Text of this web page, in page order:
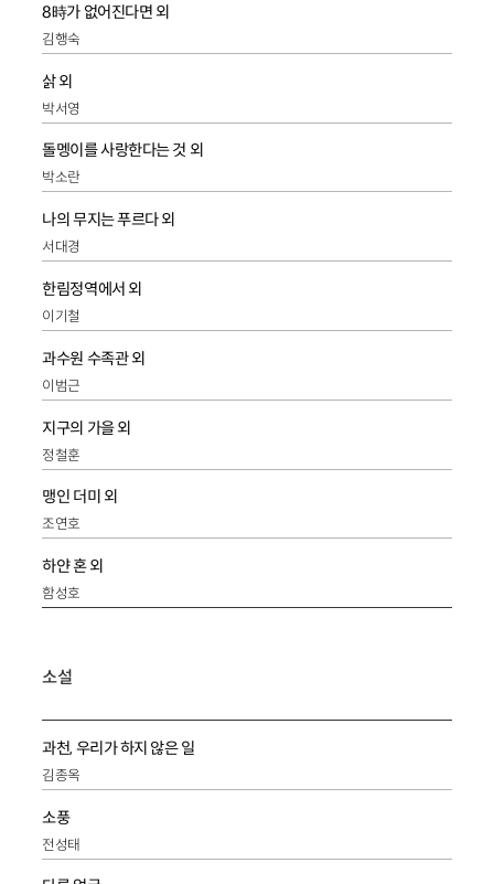
8時가 없어진다면 외
김행숙
삵 외
박서영
돌멩이를 사랑한다는 것 외
박소란
나의 무지는 푸르다 외
서대경
한림정역에서 외
이기철
과수원 수족관 외
이범근
지구의 가을 외
정철훈
맹인 더미 외
조연호
하얀 혼 외
함성호
소설
과천, 우리가 하지 않은 일
김종옥
소풍
전성태